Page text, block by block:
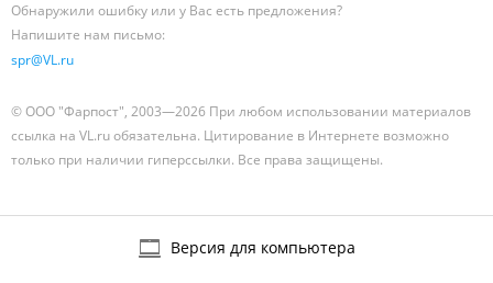
Обнаружили ошибку или у Вас есть предложения?
Напишите нам письмо:
spr@VL.ru
© ООО "Фарпост", 2003—2026 При любом использовании материалов
ссылка на VL.ru обязательна. Цитирование в Интернете возможно
только при наличии гиперссылки. Все права защищены.
Версия для компьютера